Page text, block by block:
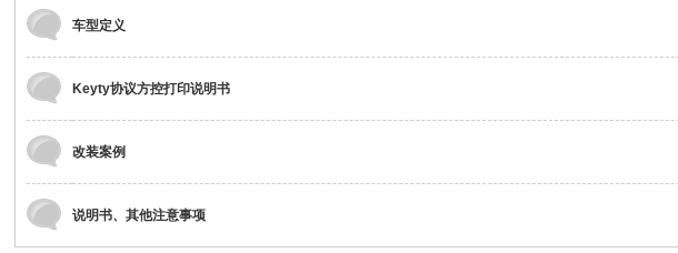
»
车型定义
Keyty协议方控打印说明书
改装案例
说明书、其他注意事项